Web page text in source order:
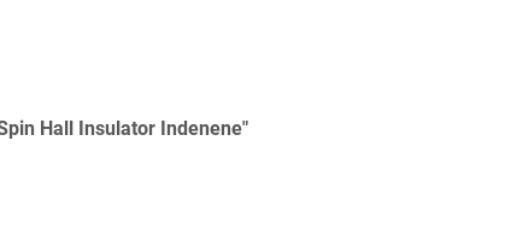
Hall Insulator Indenene"